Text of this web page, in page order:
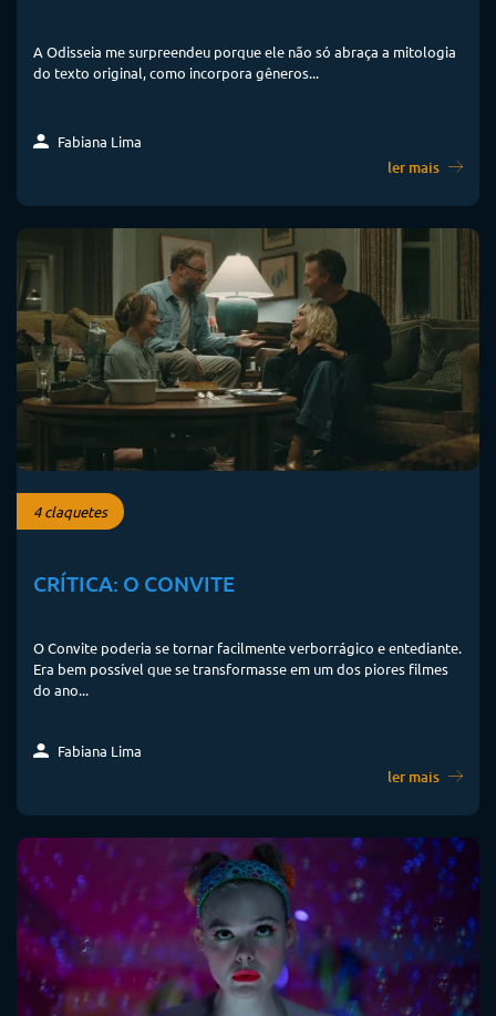
A Odisseia me surpreendeu porque ele não só abraça a mitologia
do texto original, como incorpora gêneros...
Fabiana Lima
ler mais
4 claquetes
CRÍTICA: O CONVITE
O Convite poderia se tornar facilmente verborrágico e entediante.
Era bem possível que se transformasse em um dos piores filmes
do ano...
Fabiana Lima
ler mais